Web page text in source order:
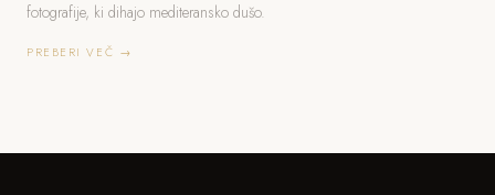
fotografije, ki dihajo mediteransko dušo.
PREBERI VEČ →